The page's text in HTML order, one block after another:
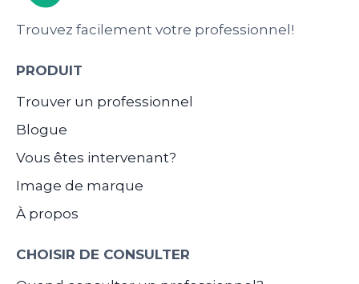
Trouvez facilement votre professionnel!
PRODUIT
Trouver un professionnel
Blogue
Vous êtes intervenant?
Image de marque
À propos
CHOISIR DE CONSULTER